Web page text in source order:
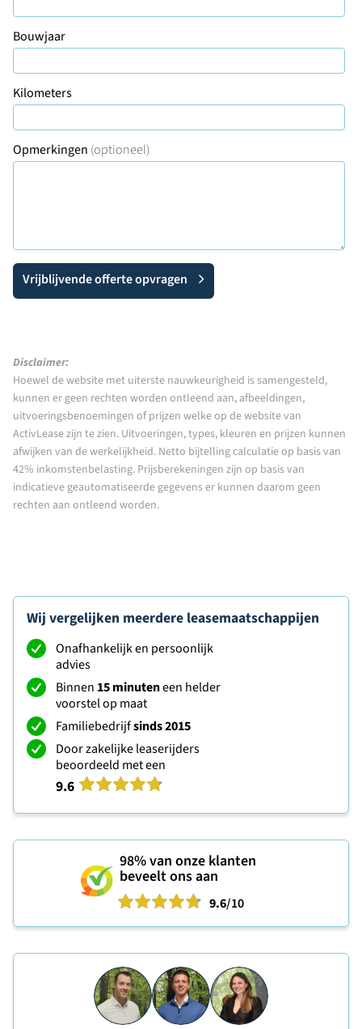
Bouwjaar
Kilometers
Opmerkingen (optioneel)
Vrijblijvende offerte opvragen
Disclaimer:
Hoewel de website met uiterste nauwkeurigheid is samengesteld,
kunnen er geen rechten worden ontleend aan, afbeeldingen,
uitvoeringsbenoemingen of prijzen welke op de website van
ActivLease zijn te zien. Uitvoeringen, types, kleuren en prijzen kunnen
afwijken van de werkelijkheid. Netto bijtelling calculatie op basis van
42% inkomstenbelasting. Prijsberekeningen zijn op basis van
indicatieve geautomatiseerde gegevens er kunnen daarom geen
rechten aan ontleend worden.
Wij vergelijken meerdere leasemaatschappijen
Onafhankelijk en persoonlijk
advies
Binnen 15 minuteneen helder
voorstel op maat
Familiebedrijfsinds 2015
Door zakelijke leaserijders
beoordeeld met een
9.6
98%van onze klanten
beveelt ons aan
9.6/10